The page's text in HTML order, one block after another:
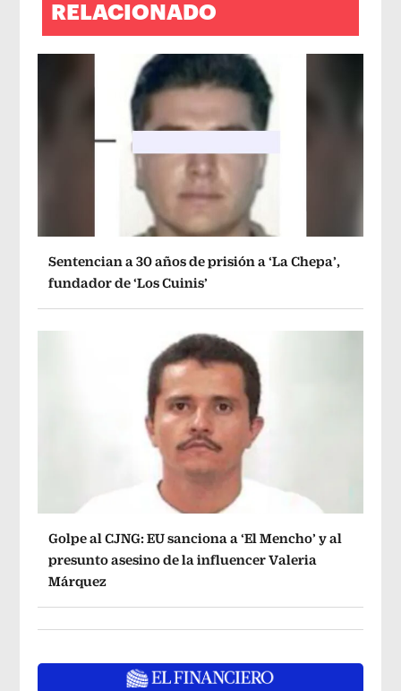
RELACIONADO
Sentencian a 30 años de prisión a ‘La Chepa’,
fundador de ‘Los Cuinis’
Golpe al CJNG: EU sanciona a ‘El Mencho’ y al
presunto asesino de la influencer Valeria
Márquez